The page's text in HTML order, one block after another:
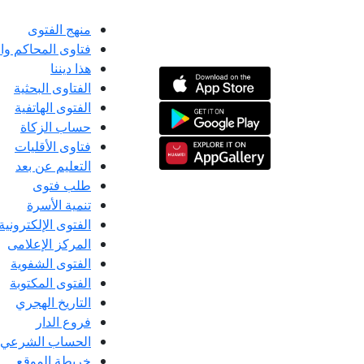
منهج الفتوى
فتاوى المحاكم
هذا ديننا
الفتاوى البحثية
الفتوى الهاتفية
حساب الزكاة
فتاوى الأقليات
التعليم عن بعد
طلب فتوى
تنمية الأسرة
الفتوى الإلكترونية
المركز الإعلامى
الفتوى الشفوية
الفتوى المكتوبة
التاريخ الهجري
فروع الدار
الحساب الشرعي